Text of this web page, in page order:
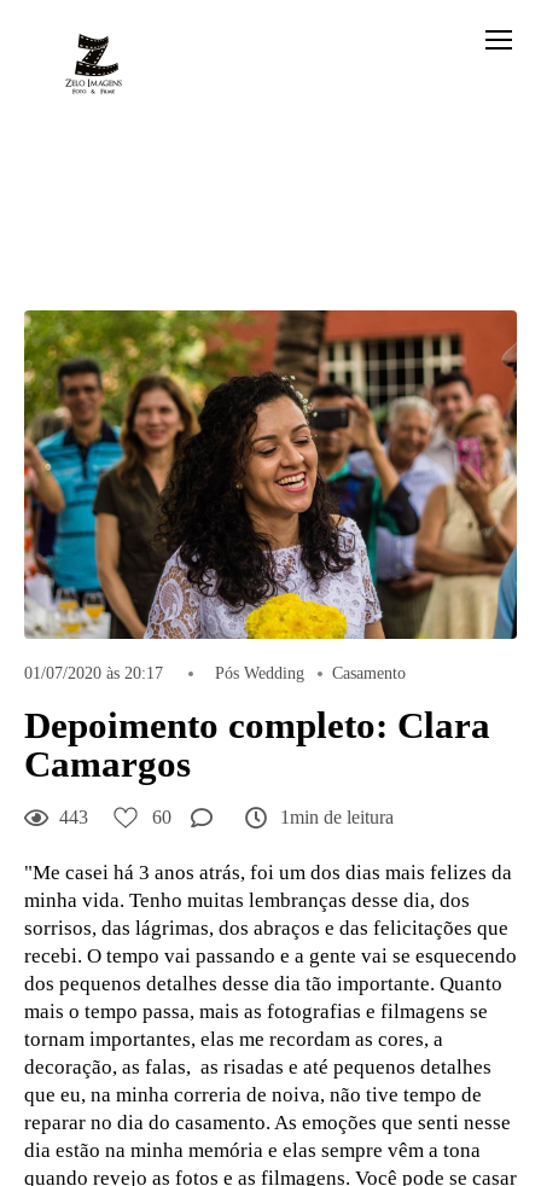
01/07/2020 às 20:17 Pós Wedding Casamento
Depoimento completo: Clara
Camargos
443 60 1min de leitura
"Me casei há 3 anos atrás, foi um dos dias mais felizes da
minha vida. Tenho muitas lembranças desse dia, dos
sorrisos, das lágrimas, dos abraços e das felicitações que
recebi. O tempo vai passando e a gente vai se esquecendo
dos pequenos detalhes desse dia tão importante. Quanto
mais o tempo passa, mais as fotografias e filmagens se
tornam importantes, elas me recordam as cores, a
decoração, as falas, as risadas e até pequenos detalhes
que eu, na minha correria de noiva, não tive tempo de
reparar no dia do casamento. As emoções que senti nesse
dia estão na minha memória e elas sempre vêm a tona
quando revejo as fotos e as filmagens. Você pode se casar